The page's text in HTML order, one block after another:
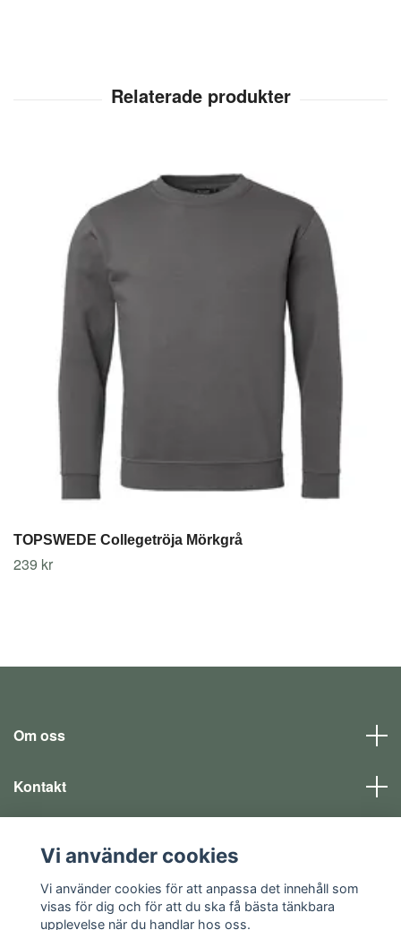
TOPSWEDE Collegetröja Mörkgrå
239 kr
Om oss
Kontakt
Sociala medier
Vi använder cookies
Vi använder cookies för att anpassa det innehåll som
visas för dig och för att du ska få bästa tänkbara
upplevelse när du handlar hos oss.